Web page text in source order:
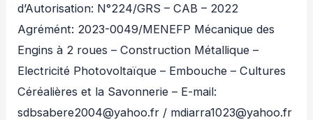
d’Autorisation: N°224/GRS – CAB – 2022
Agrémént: 2023-0049/MENEFP Mécanique des
Engins à 2 roues – Construction Métallique –
Electricité Photovoltaïque – Embouche – Cultures
Céréalières et la Savonnerie – E-mail:
sdbsabere2004@yahoo.fr / mdiarra1023@yahoo.fr